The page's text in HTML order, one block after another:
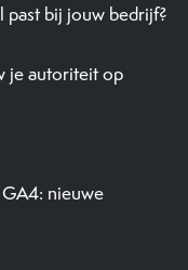
past bij jouw bedrijf?
je autoriteit op
nieuwe